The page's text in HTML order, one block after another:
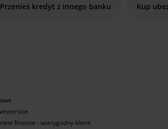
Przenieś kredyt z innego banku Kup
finanse - wiarygodny klient